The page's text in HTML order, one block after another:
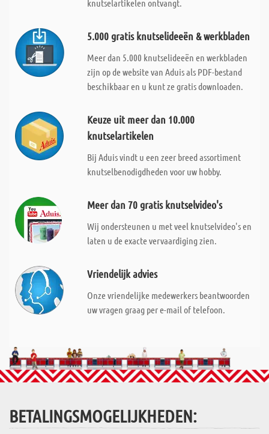
knutselartikelen ontvangt.
5.000 gratis knutselideeën & werkbladen
Meer dan 5.000 knutselideeën en werkbladen
zijn op de website van Aduis als PDF-bestand
beschikbaar en u kunt ze gratis downloaden.
Keuze uit meer dan 10.000
knutselartikelen
Bij Aduis vindt u een zeer breed assortiment
knutselbenodigdheden voor uw hobby.
Meer dan 70 gratis knutselvideo's
Wij ondersteunen u met veel knutselvideo's en
laten u de exacte vervaardiging zien.
Vriendelijk advies
Onze vriendelijke medewerkers beantwoorden
uw vragen graag per e-mail of telefoon.
BETALINGSMOGELIJKHEDEN: